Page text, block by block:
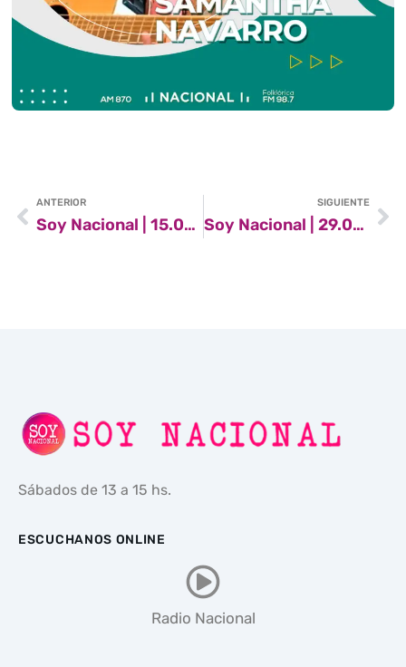
ANTERIOR
Soy Nacional | 15.07.2023
SIGUIENTE
Soy Nacional | 29.07.2023
Sábados de 13 a 15 hs.
ESCUCHANOS ONLINE
Radio Nacional